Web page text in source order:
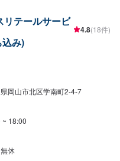
リテールサービ
み)
4.8(18件)
岡山市北区学南町2-4-7
~ 18:00
休